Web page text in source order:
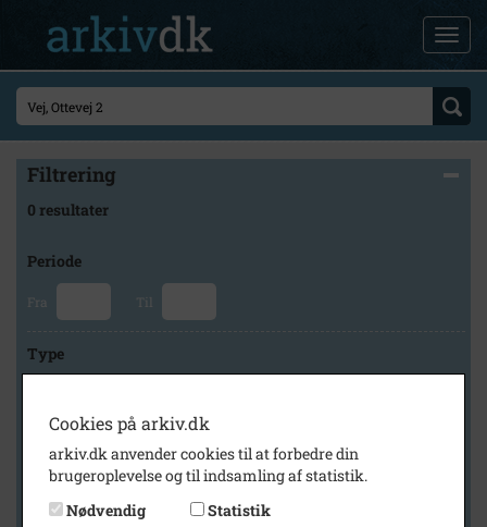
Filtrering
0 resultater
Periode
Fra Til
Type
Arkiv
Højelse Sognearkiv
Cookies på arkiv.dk
arkiv.dk anvender cookies til at forbedre din
brugeroplevelse og til indsamling af statistik.
Nødvendig
Statistik